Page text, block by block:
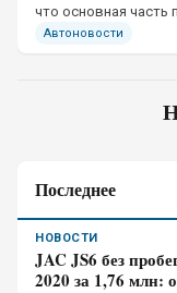
что основная часть
впечатление
Автоновости
Последнее
НОВОСТИ
JAC JS6 без
2020 за 1,76 млн: